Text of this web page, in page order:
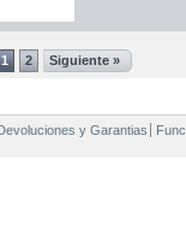
1 2 Siguiente »
y Garantias